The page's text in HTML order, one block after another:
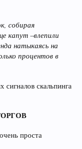
собирая
капут –влепили
натыкаясь на
процентов в
скальпинга
проста